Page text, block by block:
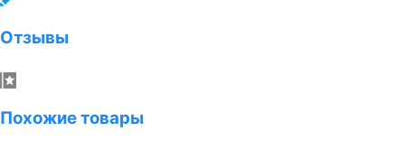
Отзывы
Похожие товары